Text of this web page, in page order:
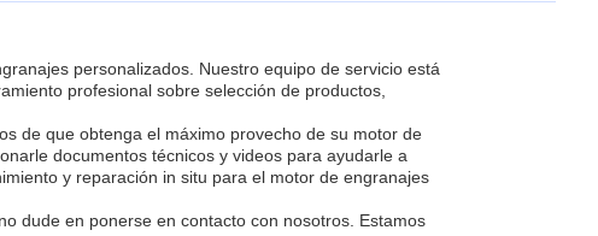
personalizados. Nuestro equipo de servicio está
profesional sobre selección de productos,
de que obtenga el máximo provecho de su motor de
documentos técnicos y videos para ayudarle a
y reparación in situ para el motor de engranajes
dude en ponerse en contacto con nosotros. Estamos